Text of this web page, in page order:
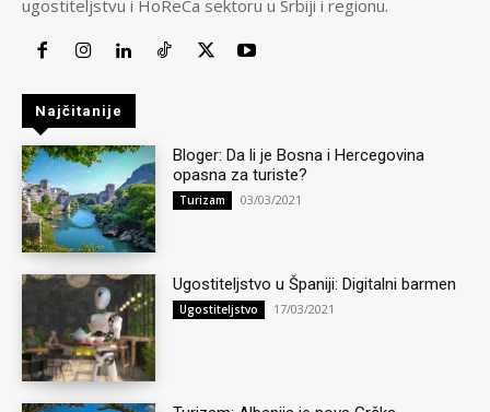
ugostiteljstvu i HoReCa sektoru u Srbiji i regionu.
Najčitanije
Bloger: Da li je Bosna i Hercegovina
opasna za turiste?
Turizam 03/03/2021
Ugostiteljstvo u Španiji: Digitalni barmen
Ugostiteljstvo 17/03/2021